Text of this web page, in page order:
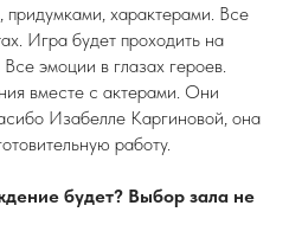
характерами. Все
Игра будет проходить на
эмоции в глазах героев.
вместе с актерами. Они
Изабелле Каргиновой, она
работу.
будет? Выбор зала не